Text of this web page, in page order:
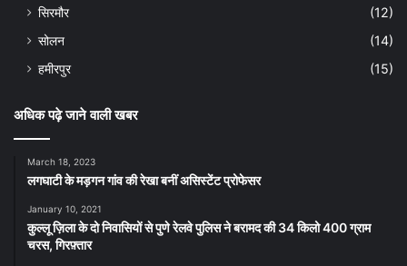
सिरमौर
(12)
सोलन
(14)
हमीरपुर
(15)
अधिक पढ़े जाने वाली खबर
March 18, 2023
लगघाटी के मड़गन गांव की रेखा बनीं असिस्टेंट प्रोफेसर
January 10, 2021
कुल्लू ज़िला के दो निवासियों से पुणे रेलवे पुलिस ने बरामद की 34 किलो 400 ग्राम
चरस, गिरफ़्तार